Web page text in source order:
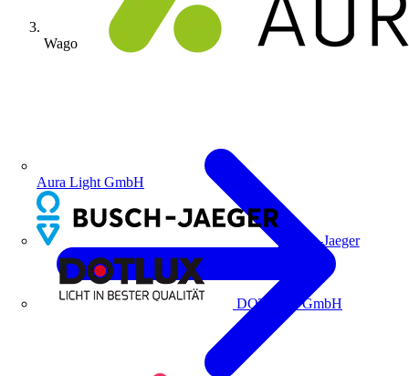
Aura Light GmbH
Busch-Jaeger
DOTLUX GmbH
Wago